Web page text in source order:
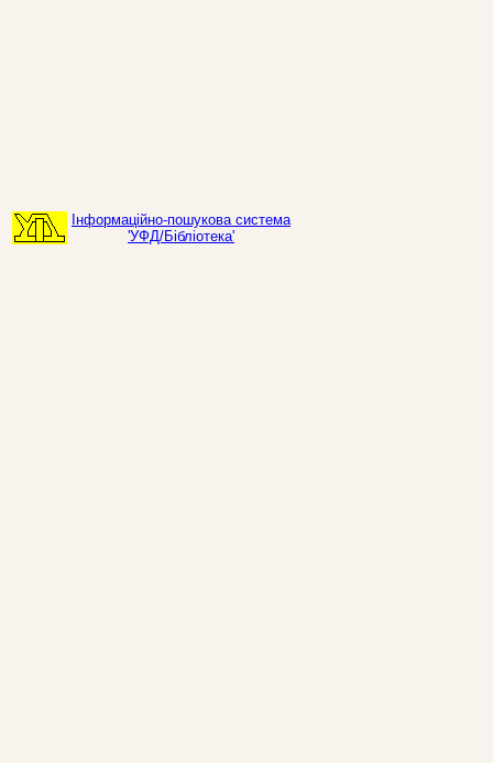
Інформаційно-пошукова система
'УФД/Бібліотека'